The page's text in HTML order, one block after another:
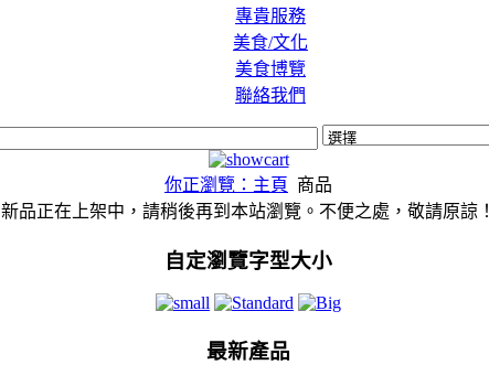
專貴服務
美食/文化
美食博覽
聯絡我們
你正瀏覽：主頁
商品
新品正在上架中，請稍後再到本站瀏覽。不便之處，敬請原諒！
自定瀏覽字型大小
最新產品